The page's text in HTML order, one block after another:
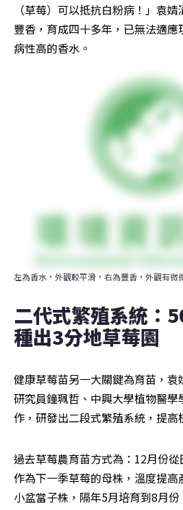
（草莓）可以抵抗白粉病！」袁
豐香，育成四十多年，已無法適
病性高的香水。
左為香水，外觀較平滑，右為豐香，外觀有微
二代式繁殖系統：
種出3分地草莓園
健康草莓苗另一大關鍵為育苗，
研究員鐘珮哲、中興大學植物醫
作，研發出二段式繁殖系統，提高
過去草莓農育苗方式為：12月份從
作為下一季草莓的母株，溫度提
小盆當子株，隔年5月培育到8月